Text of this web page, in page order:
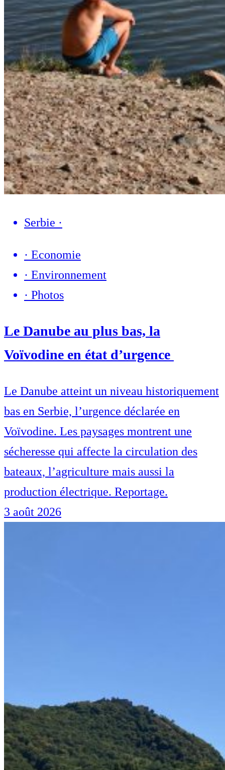
Serbie ·
· Economie
· Environnement
· Photos
Le Danube au plus bas, la
Voïvodine en état d’urgence
Le Danube atteint un niveau historiquement
bas en Serbie, l’urgence déclarée en
Voïvodine. Les paysages montrent une
sécheresse qui affecte la circulation des
bateaux, l’agriculture mais aussi la
production électrique. Reportage.
3 août 2026